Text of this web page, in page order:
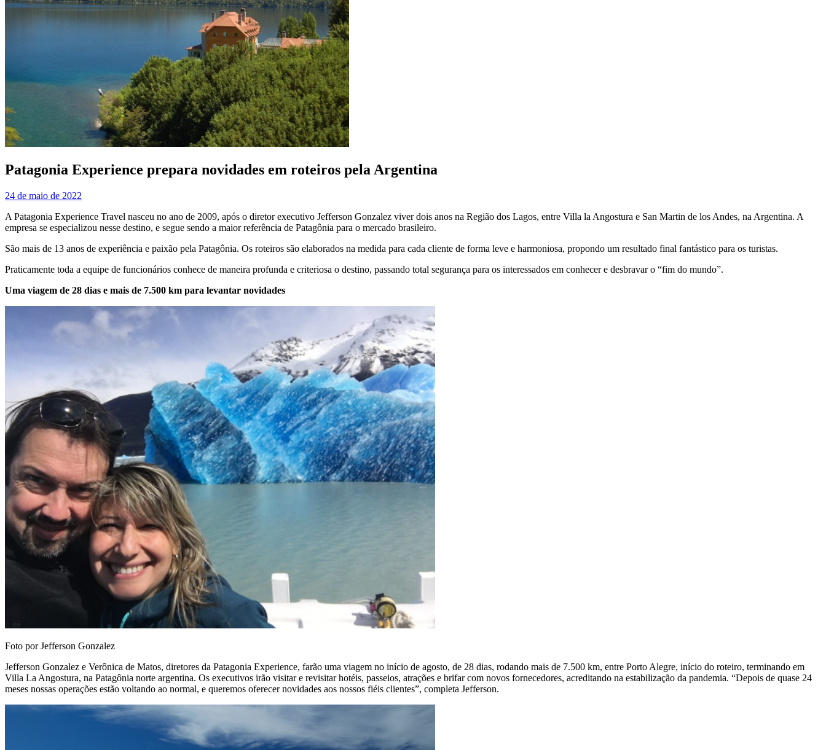
Patagonia Experience prepara novidades em roteiros pela Argentina
24 de maio de 2022
A Patagonia Experience Travel nasceu no ano de 2009, após o diretor executivo Jefferson Gonzalez viver dois anos na Região dos Lagos, entre Villa la Angostura e San Martin de los Andes, na Argentina. A
empresa se especializou nesse destino, e segue sendo a maior referência de Patagônia para o mercado brasileiro.
São mais de 13 anos de experiência e paixão pela Patagônia. Os roteiros são elaborados na medida para cada cliente de forma leve e harmoniosa, propondo um resultado final fantástico para os turistas.
Praticamente toda a equipe de funcionários conhece de maneira profunda e criteriosa o destino, passando total segurança para os interessados em conhecer e desbravar o “fim do mundo”.
Uma viagem de 28 dias e mais de 7.500 km para levantar novidades
Foto por Jefferson Gonzalez
Jefferson Gonzalez e Verônica de Matos, diretores da Patagonia Experience, farão uma viagem no início de agosto, de 28 dias, rodando mais de 7.500 km, entre Porto Alegre, início do roteiro, terminando em
Villa La Angostura, na Patagônia norte argentina. Os executivos irão visitar e revisitar hotéis, passeios, atrações e brifar com novos fornecedores, acreditando na estabilização da pandemia. “Depois de quase 24
meses nossas operações estão voltando ao normal, e queremos oferecer novidades aos nossos fiéis clientes”, completa Jefferson.